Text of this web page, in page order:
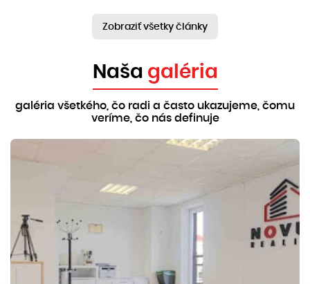
Zobraziť všetky články
Naša galéria
galéria všetkého, čo radi a často ukazujeme, čomu
veríme, čo nás definuje